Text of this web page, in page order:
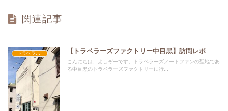
関連記事
【トラベラーズファクトリー中目黒】訪問レポ
￼こんにちは、よしぞーです。トラベラーズノートファンの聖地であ
る中目黒のトラベラーズファクトリーに行...